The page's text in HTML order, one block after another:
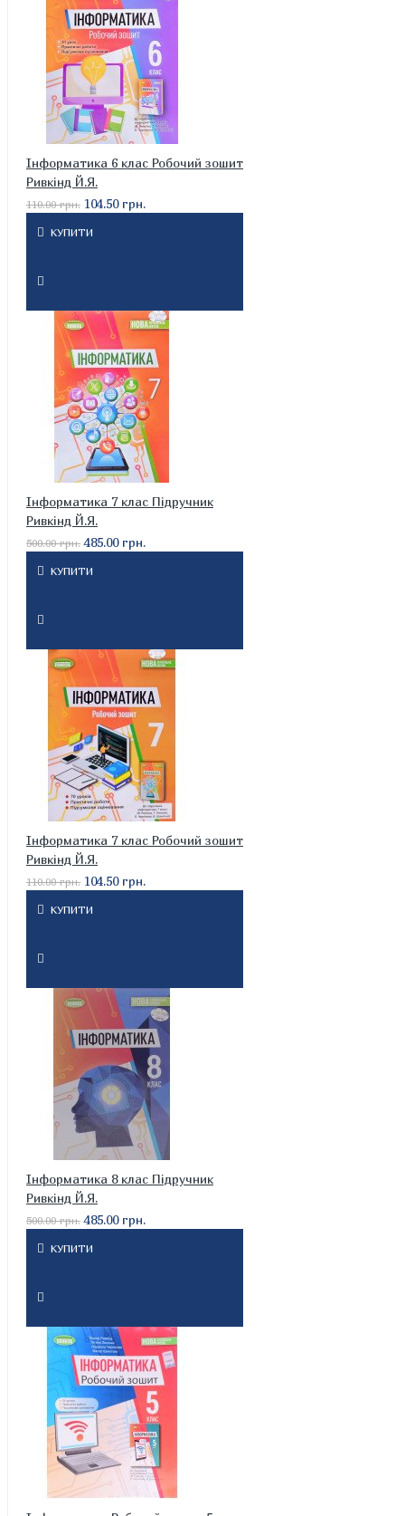
Інформатика 6 клас Робочий зошит
Ривкінд Й.Я.
110.00 грн. 104.50 грн.
КУПИТИ
Інформатика 7 клас Підручник
Ривкінд Й.Я.
500.00 грн. 485.00 грн.
КУПИТИ
Інформатика 7 клас Робочий зошит
Ривкінд Й.Я.
110.00 грн. 104.50 грн.
КУПИТИ
Інформатика 8 клас Підручник
Ривкінд Й.Я.
500.00 грн. 485.00 грн.
КУПИТИ